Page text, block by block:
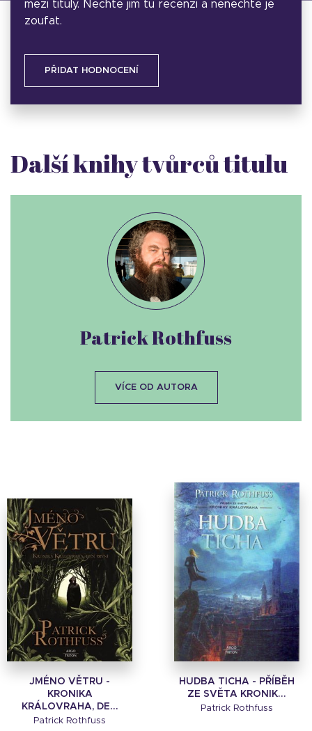
mezi tituly. Nechte jim tu recenzi a nenechte je
zoufat.
PŘIDAT HODNOCENÍ
Další knihy tvůrců titulu
JMÉNO VĚTRU -
KRONIKA
KRÁLOVRAHA, DE...
Patrick Rothfuss
HUDBA TICHA - PŘÍBĚH
ZE SVĚTA KRONIK...
Patrick Rothfuss
Patrick Rothfuss
VÍCE OD AUTORA